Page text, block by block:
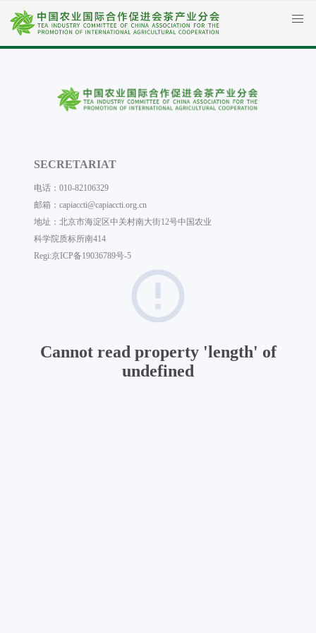
Cannot read property 'length' of
undefined
SECRETARIAT
电话：010-82106329
邮箱：capiaccti@capiaccti.org.cn
地址：北京市海淀区中关村南大街12号中国农业
科学院质标所南414
Regi:京ICP备19036789号-5